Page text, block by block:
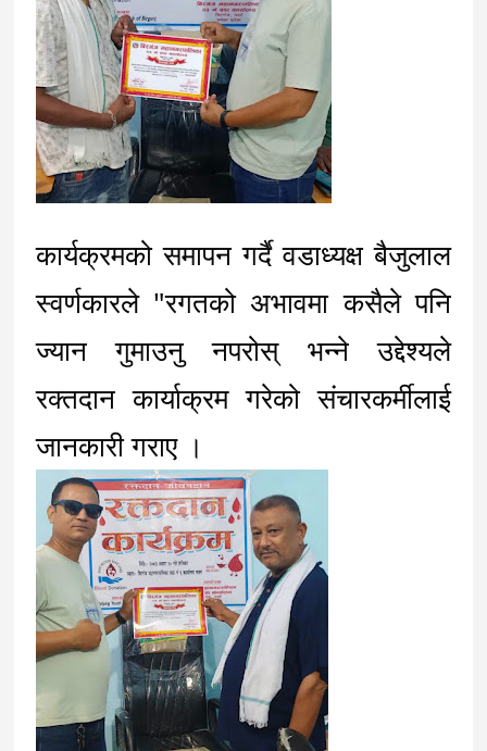
कार्यक्रमको समापन गर्दै वडाध्यक्ष बैजुलाल
स्वर्णकारले "रगतको अभावमा कसैले पनि
ज्यान गुमाउनु नपरोस् भन्ने उद्देश्यले
रक्तदान कार्याक्रम गरेको संचारकर्मीलाई
जानकारी गराए ।